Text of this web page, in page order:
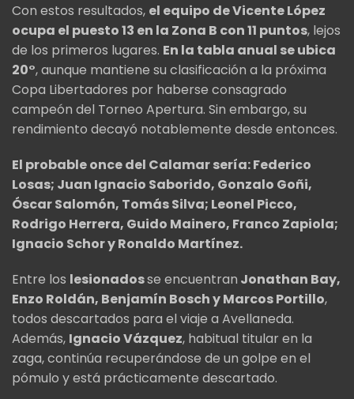
Con estos resultados, el equipo de Vicente López
ocupa el puesto 13 en la Zona B con 11 puntos, lejos
de los primeros lugares. En la tabla anual se ubica
20°, aunque mantiene su clasificación a la próxima
Copa Libertadores por haberse consagrado
campeón del Torneo Apertura. Sin embargo, su
rendimiento decayó notablemente desde entonces.
El probable once del Calamar sería: Federico
Losas; Juan Ignacio Saborido, Gonzalo Goñi,
Óscar Salomón, Tomás Silva; Leonel Picco,
Rodrigo Herrera, Guido Mainero, Franco Zapiola;
Ignacio Schor y Ronaldo Martínez.
Entre los lesionadosse encuentran Jonathan Bay,
Enzo Roldán, Benjamín Bosch y Marcos Portillo,
todos descartados para el viaje a Avellaneda.
Además, Ignacio Vázquez, habitual titular en la
zaga, continúa recuperándose de un golpe en el
pómulo y está prácticamente descartado.